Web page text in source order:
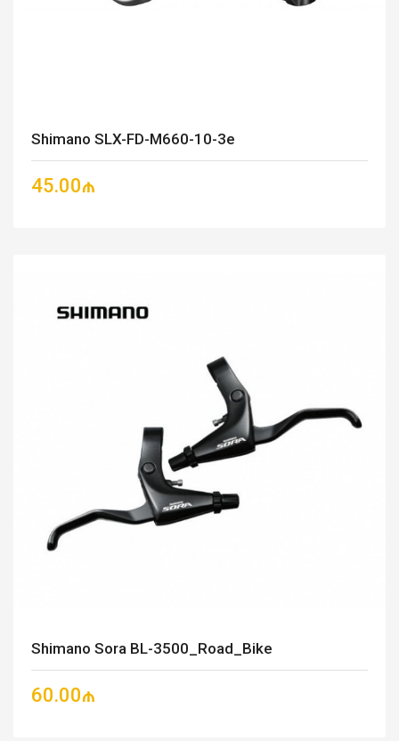
Shimano SLX-FD-M660-10-3e
45.00₼
Shimano Sora BL-3500_Road_Bike
60.00₼